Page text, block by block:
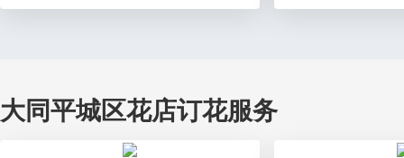
大同平城区花店订花服务